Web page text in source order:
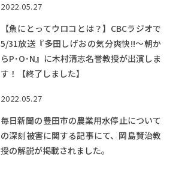
2022.05.27
【魚にとってウロコとは？】CBCラジオで
5/31放送『多田しげおの気分爽快!!～朝か
らP･O･N』に木村清志名誉教授が出演しま
す！【終了しました】
2022.05.27
毎日新聞の豊田市の農業用水停止について
の深刻被害に関する記事にて、岡島賢治教
授の解説が掲載されました。